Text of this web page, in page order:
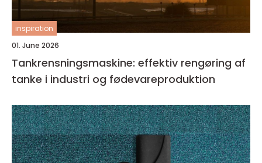
inspiration
01. June 2026
Tankrensningsmaskine: effektiv rengøring af
tanke i industri og fødevareproduktion